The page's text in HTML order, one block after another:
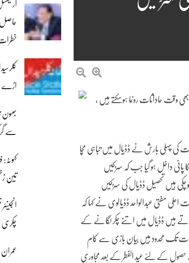
خطرات
اڑے
بھون
سے
تین
چکری میں 16 افراد کا
وقت حاداثات رونما ہوسکتے ہیں ،
کی پہلی بارش نے ڈڈیال میں تباہی مچا
پانی داخل ہو گیا جب کہ سڑکیں
ہیں تحصیل ڈڈیال کی سڑکیں
مفتی عبدالواحد ڈڈیالوی نے کہا کہ
لگاتے ہیں ڈڈیال میں اتنے چکر لگانے کے
تک محدود ہیں بیان بازی سے کام
حصول کے لئے عید الفطر کے بعد مجاوری